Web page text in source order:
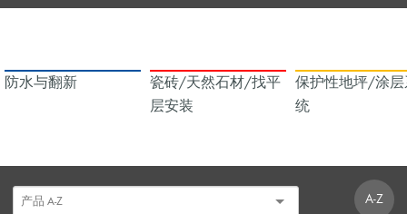
防水与翻新
瓷砖/天然石材/找平
层安装
保护性地坪/涂层
统
A-Z